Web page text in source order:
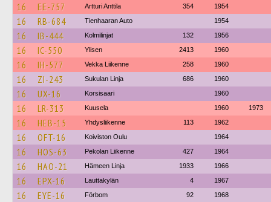
16 EE-757 Artturi Anttila 354 1954
16 RB-684 Tienhaaran Auto 1954
16 IB-444 Kolmilinjat 132 1956
16 IC-550 Ylisen 2413 1960
16 IH-577 Vekka Liikenne 258 1960
16 ZI-243 Sukulan Linja 686 1960
16 UX-16 Korsisaari 1960
16 LR-313 Kuusela 1960 1973
16 HEB-15 Yhdysliikenne 113 1962
16 OFT-16 Koiviston Oulu 1964
16 HOS-63 Pekolan Liikenne 427 1964
16 HAO-21 Hämeen Linja 1933 1966
16 EPX-16 Lauttakylän 4 1967
16 EYE-16 Förbom 92 1968